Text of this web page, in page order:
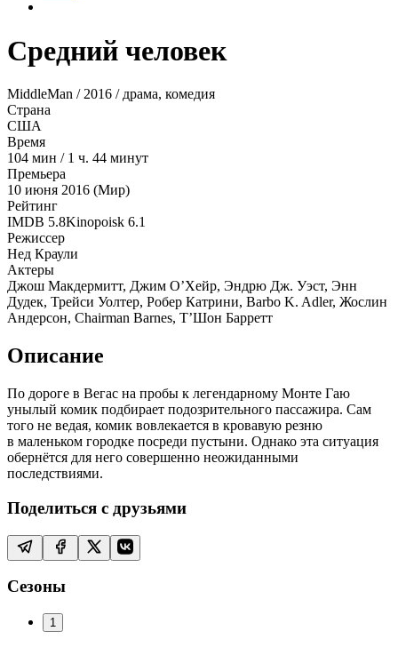
Средний человек
MiddleMan / 2016 / драма, комедия
Страна
США
Время
104 мин / 1 ч. 44 минут
Премьера
10 июня 2016 (Мир)
Рейтинг
IMDB 5.8Kinopoisk 6.1
Режиссер
Нед Краули
Актеры
Джош Макдермитт, Джим О’Хейр, Эндрю Дж. Уэст, Энн
Дудек, Трейси Уолтер, Робер Катрини, Barbo K. Adler, Жослин
Андерсон, Chairman Barnes, Т’Шон Барретт
Описание
По дороге в Вегас на пробы к легендарному Монте Гаю
унылый комик подбирает подозрительного пассажира. Сам
того не ведая, комик вовлекается в кровавую резню
в маленьком городке посреди пустыни. Однако эта ситуация
обернётся для него совершенно неожиданными
последствиями.
Поделиться с друзьями
Сезоны
1